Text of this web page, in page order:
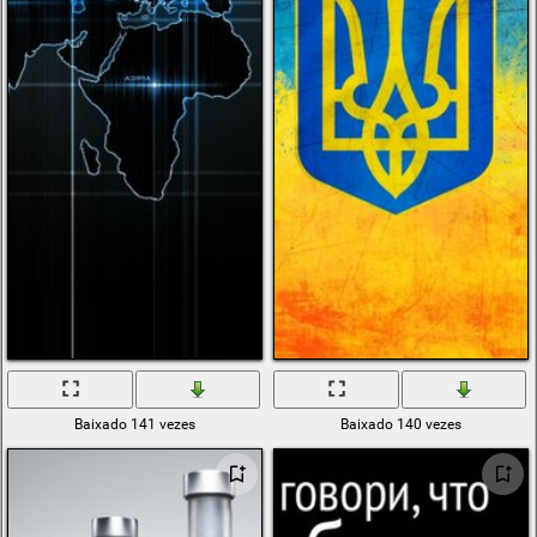
Baixado 141 vezes Baixado 140 vezes